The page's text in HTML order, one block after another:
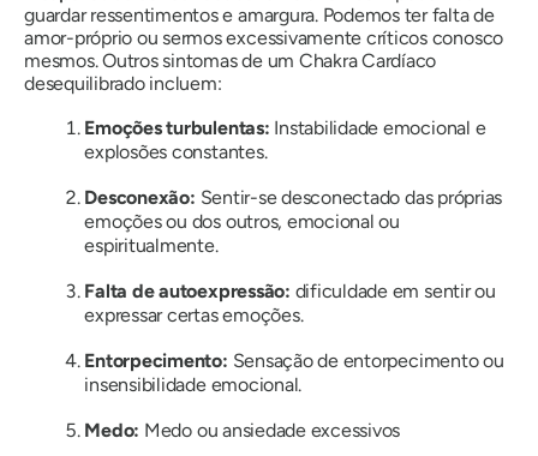
guardar ressentimentos e amargura. Podemos ter falta de
amor-próprio ou sermos excessivamente críticos conosco
mesmos. Outros sintomas de um Chakra Cardíaco
desequilibrado incluem:
Emoções turbulentas: Instabilidade emocional e
explosões constantes.
Desconexão: Sentir-se desconectado das próprias
emoções ou dos outros, emocional ou
espiritualmente.
Falta de autoexpressão: dificuldade em sentir ou
expressar certas emoções.
Entorpecimento: Sensação de entorpecimento ou
insensibilidade emocional.
Medo: Medo ou ansiedade excessivos